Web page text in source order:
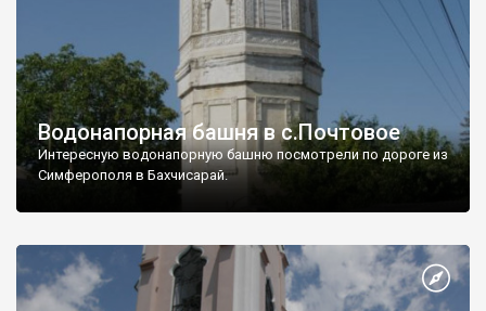
Водонапорная башня в с.Почтовое
Интересную водонапорную башню посмотрели по дороге из
Симферополя в Бахчисарай.